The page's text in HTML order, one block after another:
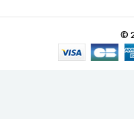
©